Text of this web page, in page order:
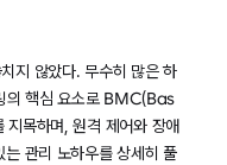
지 않았다. 무수히 많은 하
의 핵심 요소로 BMC(Bas
하며, 원격 제어와 장애
관리 노하우를 상세히 풀